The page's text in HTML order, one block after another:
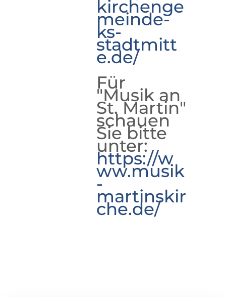
kirchenge
meinde-
ks-
stadtmitt
e.de/
Für
"Musik an
St. Martin"
schauen
Sie bitte
unter:
https://w
ww.musik
-
martinskir
che.de/